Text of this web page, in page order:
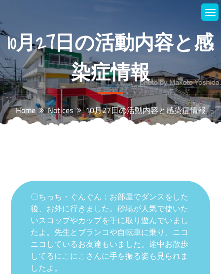
content
10月27日の活動内容と感
染症情報
Home Notices 10月27日の活動内容と感染症情報
〇ちっち・ぐんぐん：お部屋でダンスをした
後、お外に行きました。砂場が人気で使いた
いスコップやカップを手に取り遊んでいまし
たよ。先生とブランコや自転車に乗り、ニコ
ニコしているお友達もいました。途中お散歩
してるにこにこさんに手を振る姿も見られま
したよ。